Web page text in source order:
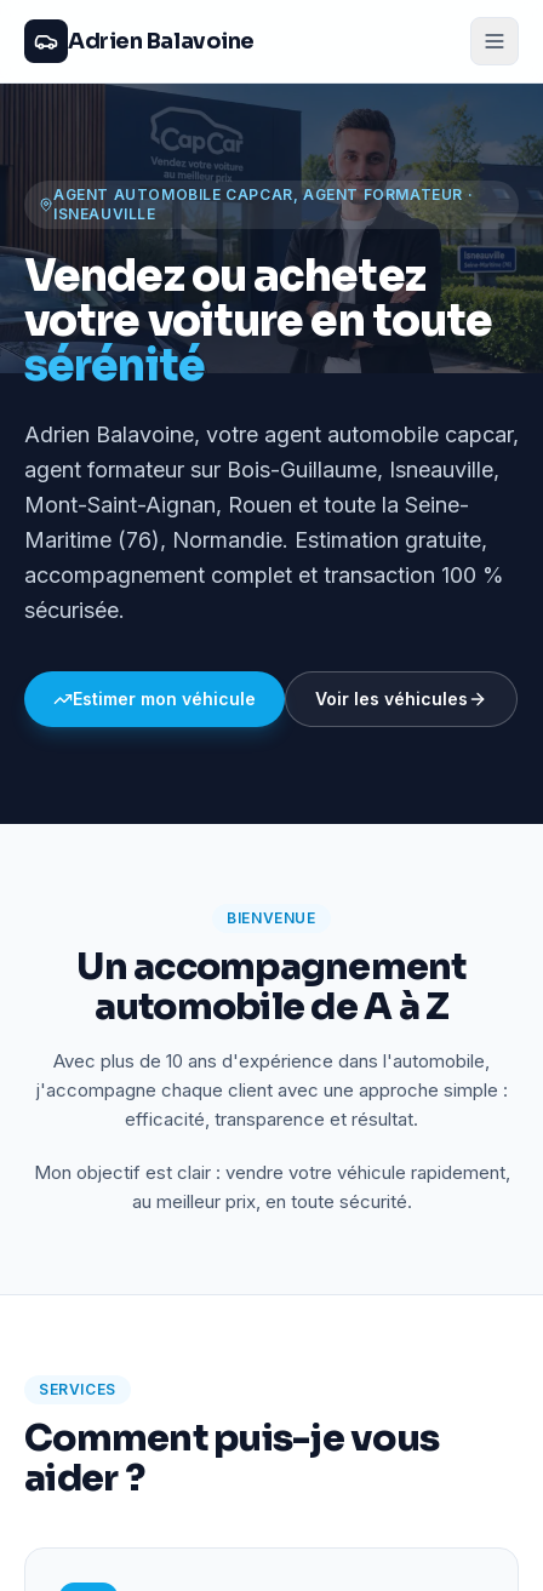
Adrien Balavoine
AGENT AUTOMOBILE CAPCAR, AGENT FORMATEUR ·
ISNEAUVILLE
Vendez ou achetez
votre voiture en toute
sérénité
Adrien Balavoine, votre agent automobile capcar,
agent formateur sur Bois-Guillaume, Isneauville,
Mont-Saint-Aignan, Rouen et toute la Seine-
Maritime (76), Normandie. Estimation gratuite,
accompagnement complet et transaction 100 %
sécurisée.
Estimer mon véhicule Voir les véhicules
BIENVENUE
Un accompagnement
automobile de A à Z
Avec plus de 10 ans d'expérience dans l'automobile,
j'accompagne chaque client avec une approche simple :
efficacité, transparence et résultat.
Mon objectif est clair : vendre votre véhicule rapidement,
au meilleur prix, en toute sécurité.
SERVICES
Comment puis-je vous
aider ?